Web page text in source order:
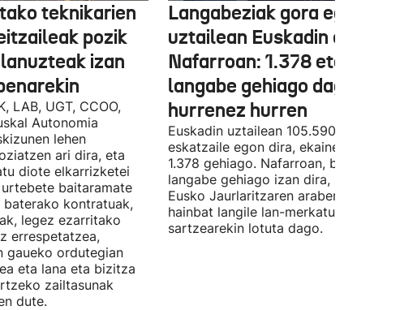
teknikarien
pozik
izan
LAB, UGT, CCOO,
Autonomia
lehen
ari dira, eta
diote elkarrizketei
baitaramate
kontratuak,
legez ezarritako
errespetatzea,
gaueko ordutegian
eta lana eta bizitza
zailtasunak
dute.
Langabeziak gora egin du
uztailean Euskadin eta
Nafarroan: 1.378 eta 534
langabe gehiago dago,
hurrenez hurren
Euskadin uztailean 105.590 enplegu-
eskatzaile egon dira, ekainean baino
1.378 gehiago. Nafarroan, berriz, 534
langabe gehiago izan dira, 28.843.
Eusko Jaurlaritzaren arabera, datu
hainbat langile lan-merkatuan
sartzearekin lotuta dago.